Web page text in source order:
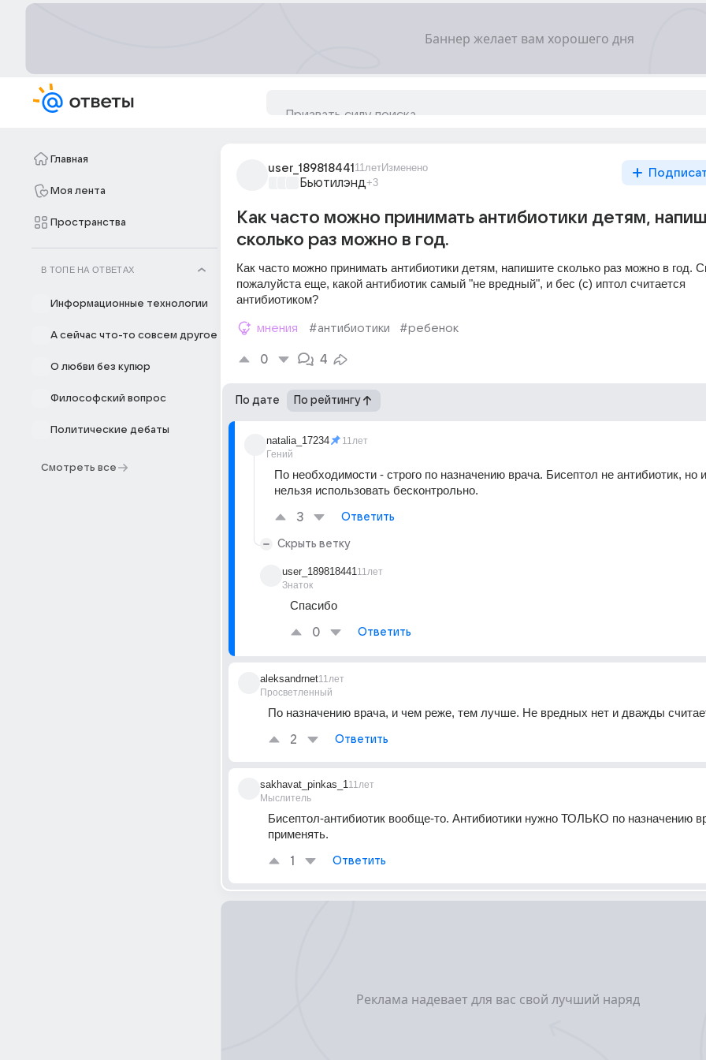
Главная
Моя лента
Пространства
В ТОПЕ НА ОТВЕТАХ
Информационные технологии
А сейчас что-то совсем другое
О любви без купюр
Философский вопрос
Политические дебаты
Смотреть все
user_189818441 11летИзменено
Бьютилэнд+3
Как часто можно принимать антибиотики детям,
сколько раз можно в год.
Как часто можно принимать антибиотики детям, напишите сколько раз можно в год.
пожалуйста еще, какой антибиотик самый "не вредный", и бес (с) иптол считается
антибиотиком?
мнения #антибиотики #ребенок
0 4
По дате По рейтингу
natalia_17234
Гений
11лет
По необходимости - строго по назначению врача. Бисептол не антибиотик, но
нельзя использовать бесконтрольно.
3 Ответить
Скрыть ветку
user_189818441
Знаток
11лет
Спасибо
0 Ответить
aleksandrnet
Просветленный
11лет
По назначению врача, и чем реже, тем лучше. Не вредных нет и дважды
2 Ответить
sakhavat_pinkas_1
Мыслитель
11лет
Бисептол-антибиотик вообще-то. Антибиотики нужно ТОЛЬКО по назначению
применять.
1 Ответить